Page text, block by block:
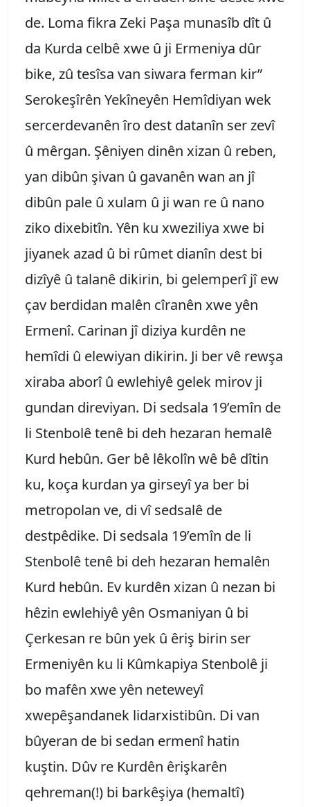
de. Loma fikra Zeki Paşa munasîb dît û
da Kurda celbê xwe û ji Ermeniya dûr
bike, zû tesîsa van siwara ferman kir”
Serokeşîrên Yekîneyên Hemîdiyan wek
sercerdevanên îro dest datanîn ser zevî
û mêrgan. Şêniyen dinên xizan û reben,
yan dibûn şivan û gavanên wan an jî
dibûn pale û xulam û ji wan re û nano
ziko dixebitîn. Yên ku xweziliya xwe bi
jiyanek azad û bi rûmet dianîn dest bi
dizîyê û talanê dikirin, bi gelemperî jî ew
çav berdidan malên cîranên xwe yên
Ermenî. Carinan jî diziya kurdên ne
hemîdi û elewiyan dikirin. Ji ber vê rewşa
xiraba aborî û ewlehiyê gelek mirov ji
gundan direviyan. Di sedsala 19’emîn de
li Stenbolê tenê bi deh hezaran hemalê
Kurd hebûn. Ger bê lêkolîn wê bê dîtin
ku, koça kurdan ya girseyî ya ber bi
metropolan ve, di vî sedsalê de
destpêdike. Di sedsala 19’emîn de li
Stenbolê tenê bi deh hezaran hemalên
Kurd hebûn. Ev kurdên xizan û nezan bi
hêzin ewlehiyê yên Osmaniyan û bi
Çerkesan re bûn yek û êriş birin ser
Ermeniyên ku li Kûmkapiya Stenbolê ji
bo mafên xwe yên neteweyî
xwepêşandanek lidarxistibûn. Di van
bûyeran de bi sedan ermenî hatin
kuştin. Dûv re Kurdên êrişkarên
qehreman(!) bi barkêşiya (hemaltî)